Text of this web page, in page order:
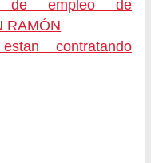
de empleo de
RAMÓN
contratando